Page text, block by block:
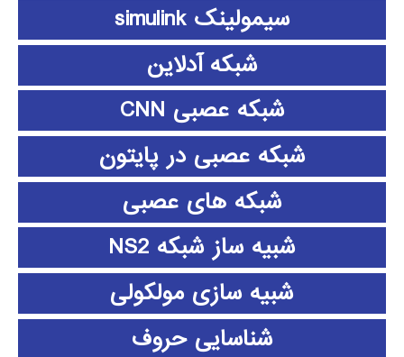
سیمولینک simulink
شبکه آدلاین
شبکه عصبی CNN
شبکه عصبی در پایتون
شبکه های عصبی
شبیه ساز شبکه NS2
شبیه سازی مولکولی
شناسایی حروف